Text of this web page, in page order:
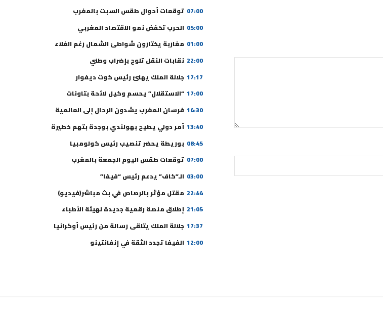
07:00 توقعات أحوال طقس السبت بالمغرب
05:00 الحرب تخفض نمو الاقتصاد المغربي
01:00 مغاربة يختارون شواطئ الشمال رغم الغلاء
22:00 نقابات النقل تلوح بإضراب وطني
17:17 جلالة الملك يهنئ رئيس كوت ديفوار
17:00 “الاستقلال” يحسم وكيل لائحة بتاونات
14:30 فرسان المغرب يشدون الرحال إلى العالمية
13:40 أمر دولي يطيح بهولندي بوجدة بتهم خطيرة
08:45 بوريطة يحضر تنصيب رئيس كولومبيا
07:00 توقعات طقس اليوم الجمعة بالمغرب
03:00 الـ”كاف” يدعم رئيس “فيفا”
22:44 مقتل مؤثر بالرصاص في بث مباشر(فيديو)
21:05 إطلاق منصة رقمية جديدة لهيئة الأطباء
17:37 جلالة الملك يتلقى رسالة من رئيس أوكرانيا
12:00 الفيفا تجدد الثقة في إنفانتينو